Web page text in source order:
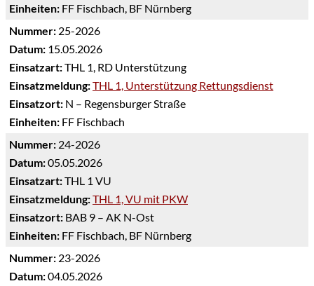
Einheiten: FF Fischbach, BF Nürnberg
Nummer: 25-2026
Datum: 15.05.2026
Einsatzart:THL 1, RD Unterstützung
Einsatzmeldung:THL 1, Unterstützung Rettungsdienst
Einsatzort: N – Regensburger Straße
Einheiten: FF Fischbach
Nummer: 24-2026
Datum:05.05.2026
Einsatzart:THL 1 VU
Einsatzmeldung:THL 1, VU mit PKW
Einsatzort: BAB 9 – AK N-Ost
Einheiten: FF Fischbach, BF Nürnberg
Nummer: 23-2026
Datum:04.05.2026